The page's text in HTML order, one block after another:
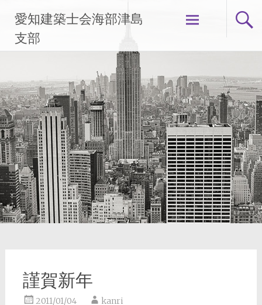
ン
ス
キ
ッ
プ
愛知建築士会海部津島
支部
謹賀新年
2011/01/04 kanri